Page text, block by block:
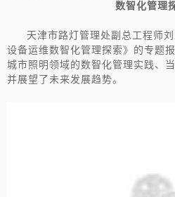
数智化管理
天津市路灯管理处副总工程师
设备运维数智化管理探索》的专题
城市照明领域的数智化管理实践、
并展望了未来发展趋势。